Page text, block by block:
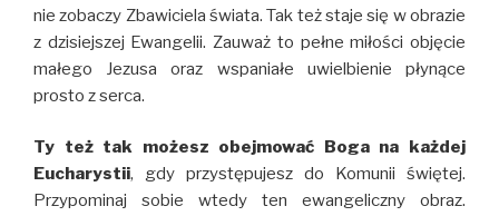
nie zobaczy Zbawiciela świata. Tak też staje się w obrazie
z dzisiejszej Ewangelii. Zauważ to pełne miłości objęcie
małego Jezusa oraz wspaniałe uwielbienie płynące
prosto z serca.
Ty też tak możesz obejmować Boga na każdej
Eucharystii, gdy przystępujesz do Komunii świętej.
Przypominaj sobie wtedy ten ewangeliczny obraz.